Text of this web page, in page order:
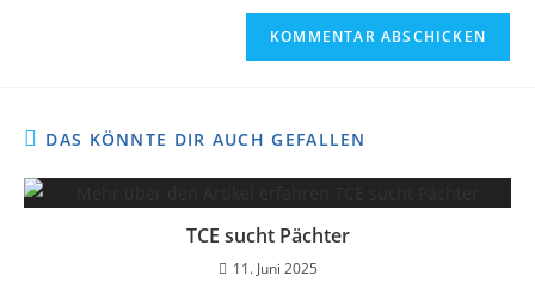
DAS KÖNNTE DIR AUCH GEFALLEN
TCE sucht Pächter
11. Juni 2025